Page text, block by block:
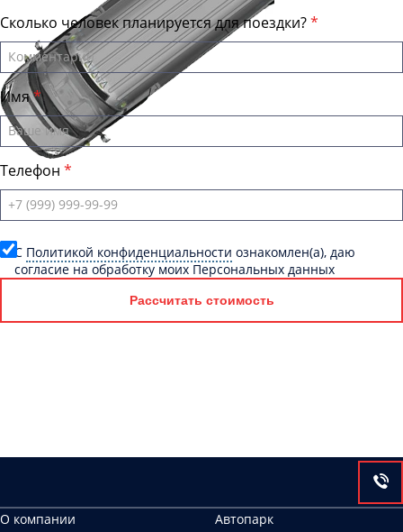
Сколько человек планируется для поездки?
Имя
Телефон
C Политикой конфиденциальности ознакомлен(а), даю
согласие на обработку моих Персональных данных
Рассчитать стоимость
О компании Автопарк